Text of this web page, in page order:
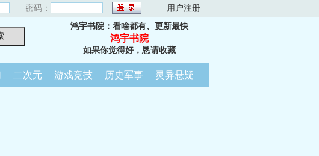
密码： 用户注册
鸿宇书院：看啥都有、更新最快
鸿宇书院
如果你觉得好，恳请收藏
二次元 游戏竞技 历史军事 灵异悬疑